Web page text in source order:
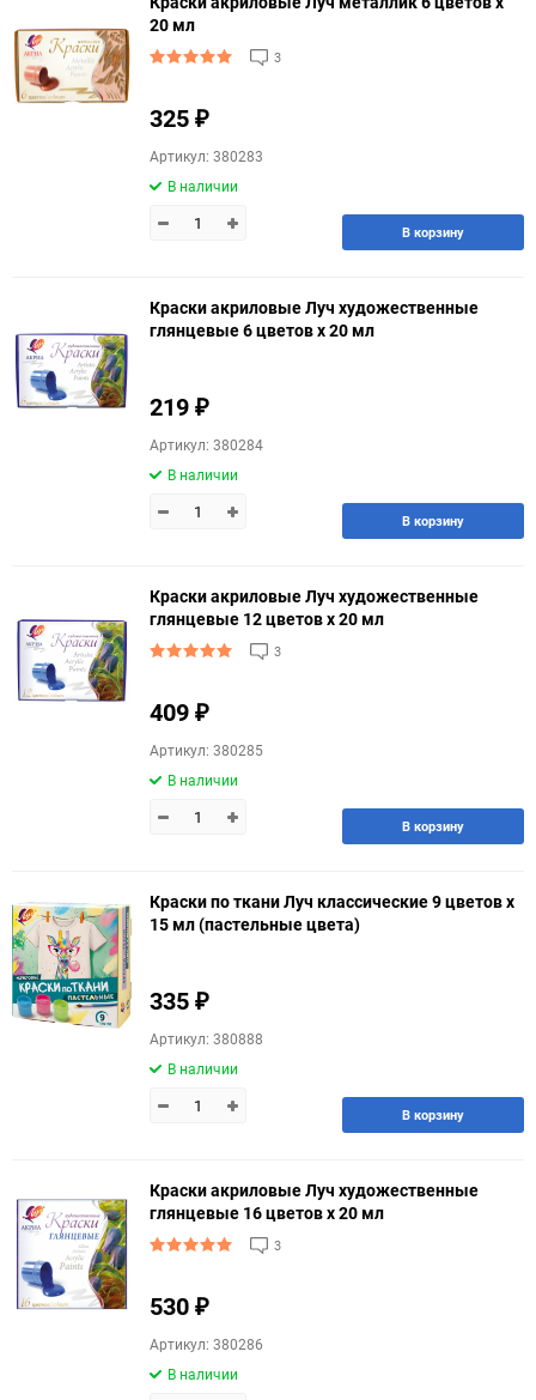
20 мл
3
325 ₽
Артикул: 380283
В наличии
В корзину
Краски акриловые Луч художественные
глянцевые 6 цветов х 20 мл
219 ₽
Артикул: 380284
В наличии
В корзину
Краски акриловые Луч художественные
глянцевые 12 цветов х 20 мл
3
409 ₽
Артикул: 380285
В наличии
В корзину
Краски по ткани Луч классические 9 цветов х
15 мл (пастельные цвета)
335 ₽
Артикул: 380888
В наличии
В корзину
Краски акриловые Луч художественные
глянцевые 16 цветов х 20 мл
3
530 ₽
Артикул: 380286
В наличии